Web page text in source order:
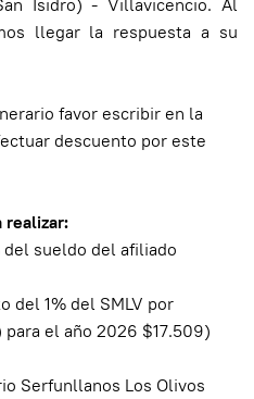
Isidro) - Villavicencio. Al
llegar la respuesta a su
favor escribir en la
descuento por este
realizar:
del sueldo del afiliado
del 1% del SMLV por
el año 2026 $17.509)
Serfunllanos Los Olivos